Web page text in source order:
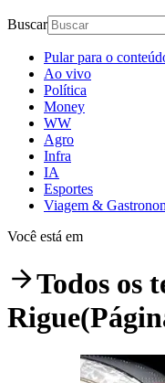
Buscar
Pular para o
Ao vivo
Política
Money
WW
Agro
Infra
IA
Esportes
Viagem &
Você está em
Todos os
Rigue